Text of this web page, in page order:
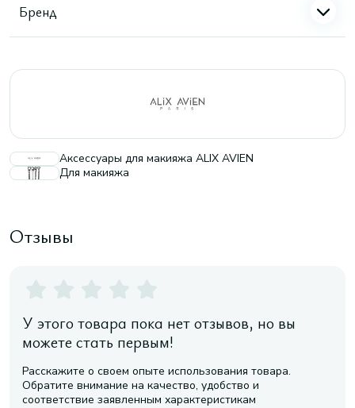
Бренд
Аксессуары для макияжа ALIX AVIEN
Для макияжа
Отзывы
У этого товара пока нет отзывов, но вы
можете стать первым!
Расскажите о своем опыте использования товара.
Обратите внимание на качество, удобство и
соответствие заявленным характеристикам